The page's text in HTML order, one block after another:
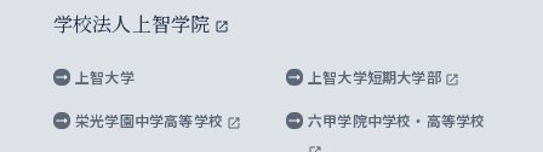
グローバル・スタディーズ研究科
水稀少社会研究センター
先進機械・構造材料イノベーションセンター
大学院生対象の奨学金
海外留学する際の費用と奨学金
学外とのネットワーク
英文広報誌 SOPHIA magazine
上智大学校歌 ・上智大学学生歌
上智大学の公開情報
上智大学の教育研究活動等の情報公表
キャンパス案内
学校法人上智学院
上智大学 上智大学短期大学部
栄光学園中学高等学校 六甲学院中学校・高等学校